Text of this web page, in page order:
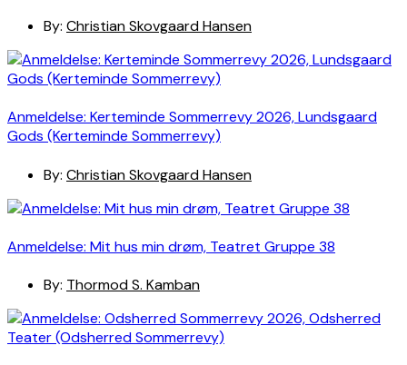
By: Christian Skovgaard Hansen
Anmeldelse: Kerteminde Sommerrevy 2026, Lundsgaard
Gods (Kerteminde Sommerrevy)
By: Christian Skovgaard Hansen
Anmeldelse: Mit hus min drøm, Teatret Gruppe 38
By: Thormod S. Kamban